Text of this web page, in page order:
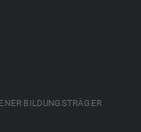
BILDUNGSTRÄGER